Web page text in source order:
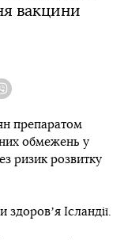
вакцини
препаратом
обмежень у
ризик розвитку
Ісландії.